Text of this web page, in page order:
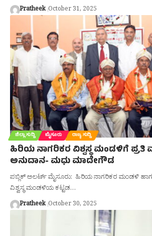
Pratheek October 31, 2025
ಜಿಲ್ಲಾ ಸುದ್ದಿ ಮೈಸೂರು ರಾಜ್ಯ ಸುದ್ದಿ
ಹಿರಿಯ ನಾಗರಿಕರ ವಿಶ್ವಸ್ಥ ಮಂಡಳಿಗೆ ಪ್ರತಿ
ಅನುದಾನ- ಮಧು ಮಾದೇಗೌಡ
ಪಬ್ಲಿಕ್ ಅಲರ್ಟ್ ಮೈಸೂರು: ಹಿರಿಯ ನಾಗರಿಕರ ಮಂಡಳಿ
ವಿಶ್ವಸ್ಥ ಮಂಡಳಿಯ ಕಟ್ಟಡ…
Pratheek October 30, 2025